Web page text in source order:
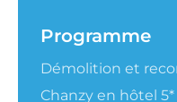
Programme
Démolition et
Chanzy en hôtel 5*